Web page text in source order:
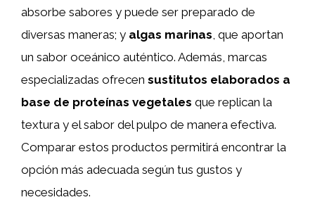
absorbe sabores y puede ser preparado de
diversas maneras; y algas marinas, que aportan
un sabor oceánico auténtico. Además, marcas
especializadas ofrecen sustitutos elaborados a
base de proteínas vegetales que replican la
textura y el sabor del pulpo de manera efectiva.
Comparar estos productos permitirá encontrar la
opción más adecuada según tus gustos y
necesidades.